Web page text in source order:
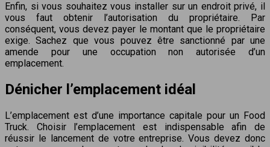
Enfin, si vous souhaitez vous installer sur un endroit privé, il
vous faut obtenir l’autorisation du propriétaire. Par
conséquent, vous devez payer le montant que le propriétaire
exige. Sachez que vous pouvez être sanctionné par une
amende pour une occupation non autorisée d’un
emplacement.
Dénicher l’emplacement idéal
L’emplacement est d’une importance capitale pour un Food
Truck. Choisir l’emplacement est indispensable afin de
réussir le lancement de votre entreprise. Vous devez donc